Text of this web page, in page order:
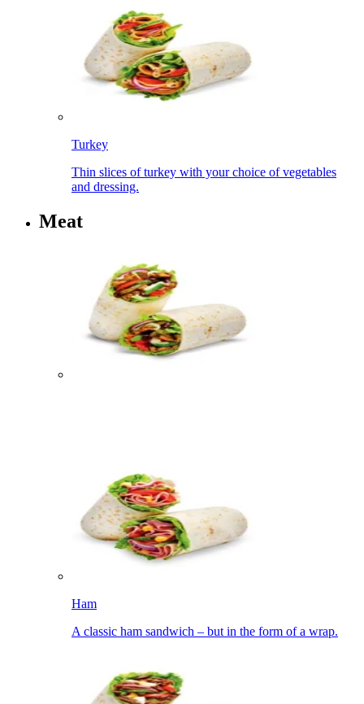
Turkey​​​​‌ ‍ ​‍​‍‌‍ ‌ ​‍‌‍‍‌‌‍‌ ‌‍‍‌‌‍ ‍​‍​‍​ ‍‍​‍​‍‌ ​ ‌‍​‌‌‍ ‍‌‍‍‌‌ ‌​‌ ‍‌​‍ ‍‌‍‍‌‌‍ ​‍​‍​‍ ​​‍​‍‌‍‍​‌ ​‍‌‍‌‌‌‍‌‍​‍​‍​ ‍‍​‍​‍‌‍‍​‌ ‌​‌ ‌​‌ ​​‌ ​ ​ ‍‍​‍ ​‍ ‌‍ ‍‌‍ ‌ ​‍‌‍‌​‌‍‍‌‌‍​ ​‍ ‌‌‍​‍‌‍‍‌‌ ‌​‌‍‌‌‌ ​ ​‍ ‌‌‍‌ ‌ ​‍‌‍ ‌ ‌‌‌ ​​​‍ ‌‌ ​ ‌ ‌​‌ ‌‌‌‍‌​‌‍‍‌‌‍ ​‍ ‍‌ ‌‍‌‍‌‌‌ ​‍‌‍​ ‌‍‌‌‌‍ ​​‍ ‍‌‍​‌‌ ​​‌ ​​​‍ ‌‍‍‌‌‍ ‍‌ ‌​‌‍‌‌‌‍ ‍‌ ‌​​‍ ‌‍‌‌‌‍‌​‌‍‍‌‌ ‌​​‍ ‌‍ ‌‌‍ ‌‍‌​‌‍‌‌​ ‌‌ ​​‌ ​‍‌‍‌‌‌ ​ ‌‍‌‌‌‍ ‍‌ ‌​‌‍​‌‌ ‌​‌‍‍‌‌‍ ‌‍ ‍​ ‍ ‌‍‍‌‌‍‌​​ ‌​ ‍​​ ​‍​ ​​​ ‌​​ ​​​ ​​‌‍​‌​ ‍‌​‍ ‌‌‍‌​‌‍‌‌​ ‌ ​ ‌‌​‍ ‌​ ‌​​ ‌‍​ ​‌‌‍​ ​‍ ‌​ ‍‌​ ​‍​ ‌‍‌‍‌‌​‍ ‌‌‍‌‍‌‍‌​​ ​‍​ ​ ​ ‌ ​ ‌‍‌‍​ ‌‍​‍‌‍‌​‌‍‌‍‌‍​‍​ ​​​ ‍ ‌ ‌​‌ ‍‌‌ ​​‌‍‌‌​ ‌‌ ​​‌ ​‍‌‍ ‌‍‌​‌ ‌‌‌‍​ ‌ ‌​​ ‍ ‌ ​​‌‍​‌‌ ‌​‌‍‍​​ ‌‌‍ ‍‌‍​‌‌‍ ‌‌‍‌‌​‍‌‌​ ‌‌‌​​‍‌‌ ‌‍‍ ‌‍‌‌‌ ‍‌​‍‌‌​ ​ ‌​‌​​‍‌‌​ ​ ‌​‌​​‍‌‌​ ​‍​ ​‍‌‍‌‌‌‍ ‍​‍‌‌​ ​‍​ ​‍​‍‌‌​ ‌‌‌​‌​​‍ ‍‌ ‌‍‌‍​‌‌‍ ​‌ ‌‌‌‍‌‌​ ‌‍​‍‌‍​‌‌ ​ ‌‍‌‌‌‌‌‌‌ ​‍‌‍ ​​ ‌‌‍‍​‌ ‌​‌ ‌​‌ ​​‌ ​ ​‍‌‌​ ​ ‌​​‌​‍‌‌​ ​‍‌​‌‍​‍‌‌​ ​‍‌​‌‍‌‍ ‍‌‍ ‌ ​‍‌‍‌​‌‍‍‌‌‍​ ​‍ ‌‌‍​‍‌‍‍‌‌ ‌​‌‍‌‌‌ ​ ​‍ ‌‌‍‌ ‌ ​‍‌‍ ‌ ‌‌‌ ​​​‍ ‌‌ ​ ‌ ‌​‌ ‌‌‌‍‌​‌‍‍‌‌‍ ​‍ ‍‌ ‌‍‌‍‌‌‌ ​‍‌‍​ ‌‍‌‌‌‍ ​​‍ ‍‌‍​‌‌ ​​‌ ​​​‍‌‍‌‍‍‌‌‍‌​​ ‌​ ‍​​ ​‍​ ​​​ ‌​​ ​​​ ​​‌‍​‌​ ‍‌​‍ ‌‌‍‌​‌‍‌‌​ ‌ ​ ‌‌​‍ ‌​ ‌​​ ‌‍​ ​‌‌‍​ ​‍ ‌​ ‍‌​ ​‍​ ‌‍‌‍‌‌​‍ ‌‌‍‌‍‌‍‌​​ ​‍​ ​ ​ ‌ ​ ‌‍‌‍​ ‌‍​‍‌‍‌​‌‍‌‍‌‍​‍​ ​​​‍‌‍‌ ‌​‌ ‍‌‌ ​​‌‍‌‌​ ‌‌ ​​‌ ​‍‌‍ ‌‍‌​‌ ‌‌‌‍​ ‌ ‌​​‍‌‍‌ ​​‌‍​‌‌ ‌​‌‍‍​​ ‌‌‍ ‍‌‍​‌‌‍ ‌‌‍‌‌​‍‌‌​ ‌‌‌​​‍‌‌ ‌‍‍ ‌‍‌‌‌ ‍‌​‍‌‌​ ​ ‌​‌​​‍‌‌​ ​ ‌​‌​​‍‌‌​ ​‍​ ​‍‌‍‌‌‌‍ ‍​‍‌‌​ ​‍​ ​‍​‍‌‌​ ‌‌‌​‌​​‍ ‍‌ ‌‍‌‍​‌‌‍ ​‌ ‌‌‌‍‌‌​‍‌‍‌ ​​‌‍‌‌‌ ​‍‌ ​ ‌ ​​‌‍‌‌‌‍​ ‌ ‌​‌‍‍‌‌ ‌‍‌‍‌‌​ ‌‌ ​​‌ ‌‌‌‍​‍‌‍ ​‌‍‍‌‌ ​ ‌‍‍​‌‍‌‌‌‍‌​​‍​‍‌ ‌
Thin slices of turkey with your choice of vegetables
and dressing.​​​​‌ ‍ ​‍​‍‌‍ ‌ ​‍‌‍‍‌‌‍‌ ‌‍‍‌‌‍ ‍​‍​‍​ ‍‍​‍​‍‌ ​ ‌‍​‌‌‍ ‍‌‍‍‌‌ ‌​‌ ‍‌​‍ ‍‌‍‍‌‌‍ ​‍​‍​‍ ​​‍​‍‌‍‍​‌ ​‍‌‍‌‌‌‍‌‍​‍​‍​ ‍‍​‍​‍‌‍‍​‌ ‌​‌ ‌​‌ ​​‌ ​ ​ ‍‍​‍ ​‍ ‌‍ ‍‌‍ ‌ ​‍‌‍‌​‌‍‍‌‌‍​ ​‍ ‌‌‍​‍‌‍‍‌‌ ‌​‌‍‌‌‌ ​ ​‍ ‌‌‍‌ ‌ ​‍‌‍ ‌ ‌‌‌ ​​​‍ ‌‌ ​ ‌ ‌​‌ ‌‌‌‍‌​‌‍‍‌‌‍ ​‍ ‍‌ ‌‍‌‍‌‌‌ ​‍‌‍​ ‌‍‌‌‌‍ ​​‍ ‍‌‍​‌‌ ​​‌ ​​​‍ ‌‍‍‌‌‍ ‍‌ ‌​‌‍‌‌‌‍ ‍‌ ‌​​‍ ‌‍‌‌‌‍‌​‌‍‍‌‌ ‌​​‍ ‌‍ ‌‌‍ ‌‍‌​‌‍‌‌​ ‌‌ ​​‌ ​‍‌‍‌‌‌ ​ ‌‍‌‌‌‍ ‍‌ ‌​‌‍​‌‌ ‌​‌‍‍‌‌‍ ‌‍ ‍​ ‍ ‌‍‍‌‌‍‌​​ ‌​ ‍​​ ​‍​ ​​​ ‌​​ ​​​ ​​‌‍​‌​ ‍‌​‍ ‌‌‍‌​‌‍‌‌​ ‌ ​ ‌‌​‍ ‌​ ‌​​ ‌‍​ ​‌‌‍​ ​‍ ‌​ ‍‌​ ​‍​ ‌‍‌‍‌‌​‍ ‌‌‍‌‍‌‍‌​​ ​‍​ ​ ​ ‌ ​ ‌‍‌‍​ ‌‍​‍‌‍‌​‌‍‌‍‌‍​‍​ ​​​ ‍ ‌ ‌​‌ ‍‌‌ ​​‌‍‌‌​ ‌‌ ​​‌ ​‍‌‍ ‌‍‌​‌ ‌‌‌‍​ ‌ ‌​​ ‍ ‌ ​​‌‍​‌‌ ‌​‌‍‍​​ ‌‌ ​ ‌‍‍​‌‍ ‌ ​‍‌ ‌​‌​‌​‌‍‌‌‌ ​ ‌‍​ ‌ ​‍‌‍‍‌‌ ​​‌ ‌​‌‍‍‌‌‍ ‌‍ ‍​‍‌‌​ ‌‌‌​​‍‌‌ ‌‍‍ ‌‍‌‌‌ ‍‌​‍‌‌​ ​ ‌​‌​​‍‌‌​ ​ ‌​‌​​‍‌‌​ ​‍​ ​‍‌‍‌‌‌‍ ‍​‍‌‌​ ​‍​ ​‍​‍‌‌​ ‌‌‌​‌​​‍ ‍‌ ‌‍‌‍​‌‌‍ ​‌ ‌‌‌‍‌‌​ ‌‍​‍‌‍​‌‌ ​ ‌‍‌‌‌‌‌‌‌ ​‍‌‍ ​​ ‌‌‍‍​‌ ‌​‌ ‌​‌ ​​‌ ​ ​‍‌‌​ ​ ‌​​‌​‍‌‌​ ​‍‌​‌‍​‍‌‌​ ​‍‌​‌‍‌‍ ‍‌‍ ‌ ​‍‌‍‌​‌‍‍‌‌‍​ ​‍ ‌‌‍​‍‌‍‍‌‌ ‌​‌‍‌‌‌ ​ ​‍ ‌‌‍‌ ‌ ​‍‌‍ ‌ ‌‌‌ ​​​‍ ‌‌ ​ ‌ ‌​‌ ‌‌‌‍‌​‌‍‍‌‌‍ ​‍ ‍‌ ‌‍‌‍‌‌‌ ​‍‌‍​ ‌‍‌‌‌‍ ​​‍ ‍‌‍​‌‌ ​​‌ ​​​‍‌‍‌‍‍‌‌‍‌​​ ‌​ ‍​​ ​‍​ ​​​ ‌​​ ​​​ ​​‌‍​‌​ ‍‌​‍ ‌‌‍‌​‌‍‌‌​ ‌ ​ ‌‌​‍ ‌​ ‌​​ ‌‍​ ​‌‌‍​ ​‍ ‌​ ‍‌​ ​‍​ ‌‍‌‍‌‌​‍ ‌‌‍‌‍‌‍‌​​ ​‍​ ​ ​ ‌ ​ ‌‍‌‍​ ‌‍​‍‌‍‌​‌‍‌‍‌‍​‍​ ​​​‍‌‍‌ ‌​‌ ‍‌‌ ​​‌‍‌‌​ ‌‌ ​​‌ ​‍‌‍ ‌‍‌​‌ ‌‌‌‍​ ‌ ‌​​‍‌‍‌ ​​‌‍​‌‌ ‌​‌‍‍​​ ‌‌ ​ ‌‍‍​‌‍ ‌ ​‍‌ ‌​‌​‌​‌‍‌‌‌ ​ ‌‍​ ‌ ​‍‌‍‍‌‌ ​​‌ ‌​‌‍‍‌‌‍ ‌‍ ‍​‍‌‌​ ‌‌‌​​‍‌‌ ‌‍‍ ‌‍‌‌‌ ‍‌​‍‌‌​ ​ ‌​‌​​‍‌‌​ ​ ‌​‌​​‍‌‌​ ​‍​ ​‍‌‍‌‌‌‍ ‍​‍‌‌​ ​‍​ ​‍​‍‌‌​ ‌‌‌​‌​​‍ ‍‌ ‌‍‌‍​‌‌‍ ​‌ ‌‌‌‍‌‌​‍‌‍‌ ​​‌‍‌‌‌ ​‍‌ ​ ‌ ​​‌‍‌‌‌‍​ ‌ ‌​‌‍‍‌‌ ‌‍‌‍‌‌​ ‌‌ ​​‌ ‌‌‌‍​‍‌‍ ​‌‍‍‌‌ ​ ‌‍‍​‌‍‌‌‌‍‌​​‍​‍‌ ‌
Meat​​​​‌ ‍ ​‍​‍‌‍ ‌ ​‍‌‍‍‌‌‍‌ ‌‍‍‌‌‍ ‍​‍​‍​ ‍‍​‍​‍‌ ​ ‌‍​‌‌‍ ‍‌‍‍‌‌ ‌​‌ ‍‌​‍ ‍‌‍‍‌‌‍ ​‍​‍​‍ ​​‍​‍‌‍‍​‌ ​‍‌‍‌‌‌‍‌‍​‍​‍​ ‍‍​‍​‍‌‍‍​‌ ‌​‌ ‌​‌ ​​‌ ​ ​ ‍‍​‍ ​‍ ‌‍ ‍‌‍ ‌ ​‍‌‍‌​‌‍‍‌‌‍​ ​‍ ‌‌‍​‍‌‍‍‌‌ ‌​‌‍‌‌‌ ​ ​‍ ‌‌‍‌ ‌ ​‍‌‍ ‌ ‌‌‌ ​​​‍ ‌‌ ​ ‌ ‌​‌ ‌‌‌‍‌​‌‍‍‌‌‍ ​‍ ‍‌ ‌‍‌‍‌‌‌ ​‍‌‍​ ‌‍‌‌‌‍ ​​‍ ‍‌‍​‌‌ ​​‌ ​​​‍ ‌‍‍‌‌‍ ‍‌ ‌​‌‍‌‌‌‍ ‍‌ ‌​​‍ ‌‍‌‌‌‍‌​‌‍‍‌‌ ‌​​‍ ‌‍ ‌‌‍ ‌‍‌​‌‍‌‌​ ‌‌ ​​‌ ​‍‌‍‌‌‌ ​ ‌‍‌‌‌‍ ‍‌ ‌​‌‍​‌‌ ‌​‌‍‍‌‌‍ ‌‍ ‍​ ‍ ‌‍‍‌‌‍‌​​ ‌​ ​ ‌‍‌‌​ ​​​ ​‌‌‍‌​‌‍​‍​ ‍​‌‍‌​​‍ ‌‌‍‌‌​ ​‌‌‍‌‌​ ‍‌​‍ ‌​ ‌​​ ‌​​ ‍‌​ ‌ ​‍ ‌‌‍​‌​ ​​‌‍​‍​ ‌ ​‍ ‌​ ‌ ​ ‍‌​ ‌​​ ‌​​ ​‌​ ​‌​ ‌ ‌‍‌‌‌‍‌​​ ‍‌​ ‌‌​ ​‍​ ‍ ‌ ‌​‌ ‍‌‌ ​​‌‍‌‌​ ‌‌ ​ ‌ ‌‌‌‍​‍‌‍​ ‌‍​‌‌ ‌​‌‍‌‌‌‍‌ ‌‍ ‌ ​‍‌ ‍‌​ ‍ ‌ ​​‌‍​‌‌ ‌​‌‍‍​​ ‌‌‍ ‍‌‍​‌‌‍ ‌‌‍‌‌​‍‌‌​ ‌‌‌​​‍‌‌ ‌‍‍ ‌‍‌‌‌ ‍‌​‍‌‌​ ​ ‌​‌​​‍‌‌​ ​ ‌​‌​​‍‌‌​ ​‍​ ​‍‌‍‌‌‌‍ ‍​‍‌‌​ ​‍​ ​‍​‍‌‌​ ‌‌‌​‌​​‍ ‍‌ ‌‍‌‍​‌‌‍ ​‌ ‌‌‌‍‌‌​ ‌‍​‍‌‍​‌‌ ​ ‌‍‌‌‌‌‌‌‌ ​‍‌‍ ​​ ‌‌‍‍​‌ ‌​‌ ‌​‌ ​​‌ ​ ​‍‌‌​ ​ ‌​​‌​‍‌‌​ ​‍‌​‌‍​‍‌‌​ ​‍‌​‌‍‌‍ ‍‌‍ ‌ ​‍‌‍‌​‌‍‍‌‌‍​ ​‍ ‌‌‍​‍‌‍‍‌‌ ‌​‌‍‌‌‌ ​ ​‍ ‌‌‍‌ ‌ ​‍‌‍ ‌ ‌‌‌ ​​​‍ ‌‌ ​ ‌ ‌​‌ ‌‌‌‍‌​‌‍‍‌‌‍ ​‍ ‍‌ ‌‍‌‍‌‌‌ ​‍‌‍​ ‌‍‌‌‌‍ ​​‍ ‍‌‍​‌‌ ​​‌ ​​​‍‌‍‌‍‍‌‌‍‌​​ ‌​ ​ ‌‍‌‌​ ​​​ ​‌‌‍‌​‌‍​‍​ ‍​‌‍‌​​‍ ‌‌‍‌‌​ ​‌‌‍‌‌​ ‍‌​‍ ‌​ ‌​​ ‌​​ ‍‌​ ‌ ​‍ ‌‌‍​‌​ ​​‌‍​‍​ ‌ ​‍ ‌​ ‌ ​ ‍‌​ ‌​​ ‌​​ ​‌​ ​‌​ ‌ ‌‍‌‌‌‍‌​​ ‍‌​ ‌‌​ ​‍​‍‌‍‌ ‌​‌ ‍‌‌ ​​‌‍‌‌​ ‌‌ ​ ‌ ‌‌‌‍​‍‌‍​ ‌‍​‌‌ ‌​‌‍‌‌‌‍‌ ‌‍ ‌ ​‍‌ ‍‌​‍‌‍‌ ​​‌‍​‌‌ ‌​‌‍‍​​ ‌‌‍ ‍‌‍​‌‌‍ ‌‌‍‌‌​‍‌‌​ ‌‌‌​​‍‌‌ ‌‍‍ ‌‍‌‌‌ ‍‌​‍‌‌​ ​ ‌​‌​​‍‌‌​ ​ ‌​‌​​‍‌‌​ ​‍​ ​‍‌‍‌‌‌‍ ‍​‍‌‌​ ​‍​ ​‍​‍‌‌​ ‌‌‌​‌​​‍ ‍‌ ‌‍‌‍​‌‌‍ ​‌ ‌‌‌‍‌‌​‍‌‍‌ ​​‌‍‌‌‌ ​‍‌ ​ ‌ ​​‌‍‌‌‌‍​ ‌ ‌​‌‍‍‌‌ ‌‍‌‍‌‌​ ‌‌ ​​‌ ‌‌‌‍​‍‌‍ ​‌‍‍‌‌ ​ ‌‍‍​‌‍‌‌‌‍‌​​‍​‍‌ ‌
Ham​​​​‌ ‍ ​‍​‍‌‍ ‌ ​‍‌‍‍‌‌‍‌ ‌‍‍‌‌‍ ‍​‍​‍​ ‍‍​‍​‍‌ ​ ‌‍​‌‌‍ ‍‌‍‍‌‌ ‌​‌ ‍‌​‍ ‍‌‍‍‌‌‍ ​‍​‍​‍ ​​‍​‍‌‍‍​‌ ​‍‌‍‌‌‌‍‌‍​‍​‍​ ‍‍​‍​‍‌‍‍​‌ ‌​‌ ‌​‌ ​​‌ ​ ​ ‍‍​‍ ​‍ ‌‍ ‍‌‍ ‌ ​‍‌‍‌​‌‍‍‌‌‍​ ​‍ ‌‌‍​‍‌‍‍‌‌ ‌​‌‍‌‌‌ ​ ​‍ ‌‌‍‌ ‌ ​‍‌‍ ‌ ‌‌‌ ​​​‍ ‌‌ ​ ‌ ‌​‌ ‌‌‌‍‌​‌‍‍‌‌‍ ​‍ ‍‌ ‌‍‌‍‌‌‌ ​‍‌‍​ ‌‍‌‌‌‍ ​​‍ ‍‌‍​‌‌ ​​‌ ​​​‍ ‌‍‍‌‌‍ ‍‌ ‌​‌‍‌‌‌‍ ‍‌ ‌​​‍ ‌‍‌‌‌‍‌​‌‍‍‌‌ ‌​​‍ ‌‍ ‌‌‍ ‌‍‌​‌‍‌‌​ ‌‌ ​​‌ ​‍‌‍‌‌‌ ​ ‌‍‌‌‌‍ ‍‌ ‌​‌‍​‌‌ ‌​‌‍‍‌‌‍ ‌‍ ‍​ ‍ ‌‍‍‌‌‍‌​​ ‌​ ‌‍​ ​‌‌‍​‍​ ​‍‌‍​‌‌‍​‍​ ‌‌‌‍​ ​‍ ‌‌‍​ ‌‍​‍‌‍​‌​ ‌​​‍ ‌​ ‌​‌‍‌​​ ‌‌‌‍​‌​‍ ‌​ ‍‌‌‍‌‍​ ​‌​ ​‍​‍ ‌‌‍​‌​ ​ ​ ‌ ‌‍‌‍‌‍‌‌​ ‌‌‌‍​‍​ ‌ ‌‍‌‌‌‍​‍‌‍‌‍‌‍‌​​ ‍ ‌ ‌​‌ ‍‌‌ ​​‌‍‌‌​ ‌‌ ​​‌ ​‍‌‍ ‌‍‌​‌ ‌‌‌‍​ ‌ ‌​​ ‍ ‌ ​​‌‍​‌‌ ‌​‌‍‍​​ ‌‌‍ ‍‌‍​‌‌‍ ‌‌‍‌‌​‍‌‌​ ‌‌‌​​‍‌‌ ‌‍‍ ‌‍‌‌‌ ‍‌​‍‌‌​ ​ ‌​‌​​‍‌‌​ ​ ‌​‌​​‍‌‌​ ​‍​ ​‍‌‍‌‌‌‍ ‍​‍‌‌​ ​‍​ ​‍​‍‌‌​ ‌‌‌​‌​​‍ ‍‌ ‌‍‌‍​‌‌‍ ​‌ ‌‌‌‍‌‌​ ‌‍​‍‌‍​‌‌ ​ ‌‍‌‌‌‌‌‌‌ ​‍‌‍ ​​ ‌‌‍‍​‌ ‌​‌ ‌​‌ ​​‌ ​ ​‍‌‌​ ​ ‌​​‌​‍‌‌​ ​‍‌​‌‍​‍‌‌​ ​‍‌​‌‍‌‍ ‍‌‍ ‌ ​‍‌‍‌​‌‍‍‌‌‍​ ​‍ ‌‌‍​‍‌‍‍‌‌ ‌​‌‍‌‌‌ ​ ​‍ ‌‌‍‌ ‌ ​‍‌‍ ‌ ‌‌‌ ​​​‍ ‌‌ ​ ‌ ‌​‌ ‌‌‌‍‌​‌‍‍‌‌‍ ​‍ ‍‌ ‌‍‌‍‌‌‌ ​‍‌‍​ ‌‍‌‌‌‍ ​​‍ ‍‌‍​‌‌ ​​‌ ​​​‍‌‍‌‍‍‌‌‍‌​​ ‌​ ‌‍​ ​‌‌‍​‍​ ​‍‌‍​‌‌‍​‍​ ‌‌‌‍​ ​‍ ‌‌‍​ ‌‍​‍‌‍​‌​ ‌​​‍ ‌​ ‌​‌‍‌​​ ‌‌‌‍​‌​‍ ‌​ ‍‌‌‍‌‍​ ​‌​ ​‍​‍ ‌‌‍​‌​ ​ ​ ‌ ‌‍‌‍‌‍‌‌​ ‌‌‌‍​‍​ ‌ ‌‍‌‌‌‍​‍‌‍‌‍‌‍‌​​‍‌‍‌ ‌​‌ ‍‌‌ ​​‌‍‌‌​ ‌‌ ​​‌ ​‍‌‍ ‌‍‌​‌ ‌‌‌‍​ ‌ ‌​​‍‌‍‌ ​​‌‍​‌‌ ‌​‌‍‍​​ ‌‌‍ ‍‌‍​‌‌‍ ‌‌‍‌‌​‍‌‌​ ‌‌‌​​‍‌‌ ‌‍‍ ‌‍‌‌‌ ‍‌​‍‌‌​ ​ ‌​‌​​‍‌‌​ ​ ‌​‌​​‍‌‌​ ​‍​ ​‍‌‍‌‌‌‍ ‍​‍‌‌​ ​‍​ ​‍​‍‌‌​ ‌‌‌​‌​​‍ ‍‌ ‌‍‌‍​‌‌‍ ​‌ ‌‌‌‍‌‌​‍‌‍‌ ​​‌‍‌‌‌ ​‍‌ ​ ‌ ​​‌‍‌‌‌‍​ ‌ ‌​‌‍‍‌‌ ‌‍‌‍‌‌​ ‌‌ ​​‌ ‌‌‌‍​‍‌‍ ​‌‍‍‌‌ ​ ‌‍‍​‌‍‌‌‌‍‌​​‍​‍‌ ‌
A classic ham sandwich – but in the form of a wrap.​​​​‌ ‍ ​‍​‍‌‍ ‌ ​‍‌‍‍‌‌‍‌ ‌‍‍‌‌‍ ‍​‍​‍​ ‍‍​‍​‍‌ ​ ‌‍​‌‌‍ ‍‌‍‍‌‌ ‌​‌ ‍‌​‍ ‍‌‍‍‌‌‍ ​‍​‍​‍ ​​‍​‍‌‍‍​‌ ​‍‌‍‌‌‌‍‌‍​‍​‍​ ‍‍​‍​‍‌‍‍​‌ ‌​‌ ‌​‌ ​​‌ ​ ​ ‍‍​‍ ​‍ ‌‍ ‍‌‍ ‌ ​‍‌‍‌​‌‍‍‌‌‍​ ​‍ ‌‌‍​‍‌‍‍‌‌ ‌​‌‍‌‌‌ ​ ​‍ ‌‌‍‌ ‌ ​‍‌‍ ‌ ‌‌‌ ​​​‍ ‌‌ ​ ‌ ‌​‌ ‌‌‌‍‌​‌‍‍‌‌‍ ​‍ ‍‌ ‌‍‌‍‌‌‌ ​‍‌‍​ ‌‍‌‌‌‍ ​​‍ ‍‌‍​‌‌ ​​‌ ​​​‍ ‌‍‍‌‌‍ ‍‌ ‌​‌‍‌‌‌‍ ‍‌ ‌​​‍ ‌‍‌‌‌‍‌​‌‍‍‌‌ ‌​​‍ ‌‍ ‌‌‍ ‌‍‌​‌‍‌‌​ ‌‌ ​​‌ ​‍‌‍‌‌‌ ​ ‌‍‌‌‌‍ ‍‌ ‌​‌‍​‌‌ ‌​‌‍‍‌‌‍ ‌‍ ‍​ ‍ ‌‍‍‌‌‍‌​​ ‌​ ‌‍​ ​‌‌‍​‍​ ​‍‌‍​‌‌‍​‍​ ‌‌‌‍​ ​‍ ‌‌‍​ ‌‍​‍‌‍​‌​ ‌​​‍ ‌​ ‌​‌‍‌​​ ‌‌‌‍​‌​‍ ‌​ ‍‌‌‍‌‍​ ​‌​ ​‍​‍ ‌‌‍​‌​ ​ ​ ‌ ‌‍‌‍‌‍‌‌​ ‌‌‌‍​‍​ ‌ ‌‍‌‌‌‍​‍‌‍‌‍‌‍‌​​ ‍ ‌ ‌​‌ ‍‌‌ ​​‌‍‌‌​ ‌‌ ​​‌ ​‍‌‍ ‌‍‌​‌ ‌‌‌‍​ ‌ ‌​​ ‍ ‌ ​​‌‍​‌‌ ‌​‌‍‍​​ ‌‌ ​ ‌‍‍​‌‍ ‌ ​‍‌ ‌​‌​‌​‌‍‌‌‌ ​ ‌‍​ ‌ ​‍‌‍‍‌‌ ​​‌ ‌​‌‍‍‌‌‍ ‌‍ ‍​‍‌‌​ ‌‌‌​​‍‌‌ ‌‍‍ ‌‍‌‌‌ ‍‌​‍‌‌​ ​ ‌​‌​​‍‌‌​ ​ ‌​‌​​‍‌‌​ ​‍​ ​‍‌‍‌‌‌‍ ‍​‍‌‌​ ​‍​ ​‍​‍‌‌​ ‌‌‌​‌​​‍ ‍‌ ‌‍‌‍​‌‌‍ ​‌ ‌‌‌‍‌‌​ ‌‍​‍‌‍​‌‌ ​ ‌‍‌‌‌‌‌‌‌ ​‍‌‍ ​​ ‌‌‍‍​‌ ‌​‌ ‌​‌ ​​‌ ​ ​‍‌‌​ ​ ‌​​‌​‍‌‌​ ​‍‌​‌‍​‍‌‌​ ​‍‌​‌‍‌‍ ‍‌‍ ‌ ​‍‌‍‌​‌‍‍‌‌‍​ ​‍ ‌‌‍​‍‌‍‍‌‌ ‌​‌‍‌‌‌ ​ ​‍ ‌‌‍‌ ‌ ​‍‌‍ ‌ ‌‌‌ ​​​‍ ‌‌ ​ ‌ ‌​‌ ‌‌‌‍‌​‌‍‍‌‌‍ ​‍ ‍‌ ‌‍‌‍‌‌‌ ​‍‌‍​ ‌‍‌‌‌‍ ​​‍ ‍‌‍​‌‌ ​​‌ ​​​‍‌‍‌‍‍‌‌‍‌​​ ‌​ ‌‍​ ​‌‌‍​‍​ ​‍‌‍​‌‌‍​‍​ ‌‌‌‍​ ​‍ ‌‌‍​ ‌‍​‍‌‍​‌​ ‌​​‍ ‌​ ‌​‌‍‌​​ ‌‌‌‍​‌​‍ ‌​ ‍‌‌‍‌‍​ ​‌​ ​‍​‍ ‌‌‍​‌​ ​ ​ ‌ ‌‍‌‍‌‍‌‌​ ‌‌‌‍​‍​ ‌ ‌‍‌‌‌‍​‍‌‍‌‍‌‍‌​​‍‌‍‌ ‌​‌ ‍‌‌ ​​‌‍‌‌​ ‌‌ ​​‌ ​‍‌‍ ‌‍‌​‌ ‌‌‌‍​ ‌ ‌​​‍‌‍‌ ​​‌‍​‌‌ ‌​‌‍‍​​ ‌‌ ​ ‌‍‍​‌‍ ‌ ​‍‌ ‌​‌​‌​‌‍‌‌‌ ​ ‌‍​ ‌ ​‍‌‍‍‌‌ ​​‌ ‌​‌‍‍‌‌‍ ‌‍ ‍​‍‌‌​ ‌‌‌​​‍‌‌ ‌‍‍ ‌‍‌‌‌ ‍‌​‍‌‌​ ​ ‌​‌​​‍‌‌​ ​ ‌​‌​​‍‌‌​ ​‍​ ​‍‌‍‌‌‌‍ ‍​‍‌‌​ ​‍​ ​‍​‍‌‌​ ‌‌‌​‌​​‍ ‍‌ ‌‍‌‍​‌‌‍ ​‌ ‌‌‌‍‌‌​‍‌‍‌ ​​‌‍‌‌‌ ​‍‌ ​ ‌ ​​‌‍‌‌‌‍​ ‌ ‌​‌‍‍‌‌ ‌‍‌‍‌‌​ ‌‌ ​​‌ ‌‌‌‍​‍‌‍ ​‌‍‍‌‌ ​ ‌‍‍​‌‍‌‌‌‍‌​​‍​‍‌ ‌